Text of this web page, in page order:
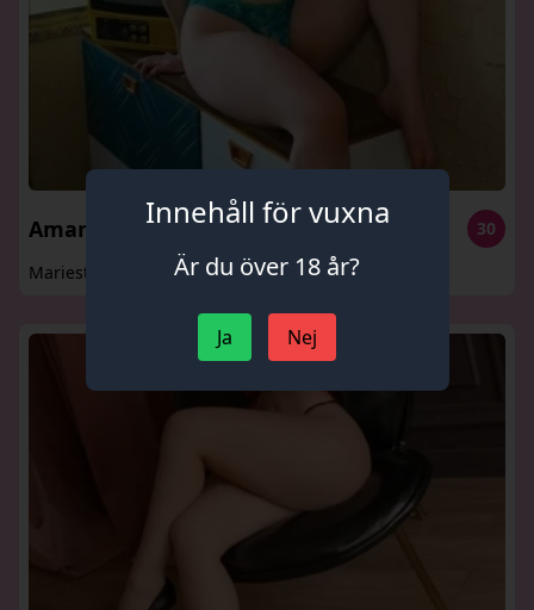
Amanda
30
Mariestad
Innehåll för vuxna
Är du över 18 år?
Ja Nej